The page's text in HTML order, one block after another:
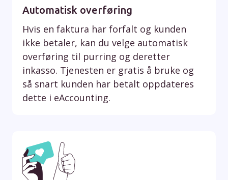
Automatisk overføring
Hvis en faktura har forfalt og kunden
ikke betaler, kan du velge automatisk
overføring til purring og deretter
inkasso. Tjenesten er gratis å bruke og
så snart kunden har betalt oppdateres
dette i eAccounting.